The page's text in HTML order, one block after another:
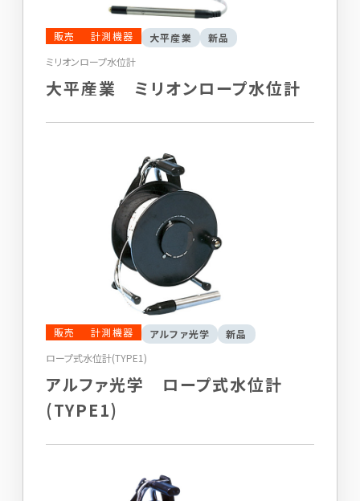
販売 計測機器 大平産業
新品
ミリオンロープ水位計
大平産業 ミリオンロープ水位計
販売 計測機器 アルファ光学
新品
ロープ式水位計(TYPE1)
アルファ光学 ロープ式水位計
(TYPE1)